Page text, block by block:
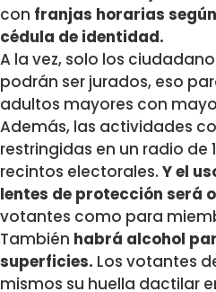
con franjas horarias
cédula de identidad.
A la vez, solo los
podrán ser jurados, eso
adultos mayores con
Además, las actividades
restringidas en un radio de
recintos electorales. Y el
lentes de protección será
votantes como para
También habrá alcohol
superficies. Los votantes
mismos su huella dactilar